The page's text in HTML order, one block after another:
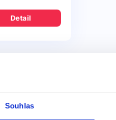
Souhlas
Detail
fráze v této